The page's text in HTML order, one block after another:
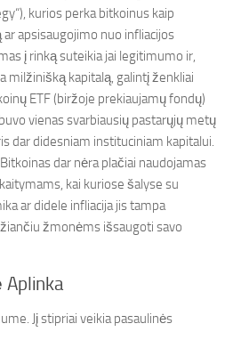
kurios perka bitkoinus kaip
ar apsisaugojimo nuo infliacijos
į rinką suteikia jai legitimumo ir,
milžinišką kapitalą, galintį ženkliai
ETF (biržoje prekiaujamų fondų)
vienas svarbiausių pastarųjų metų
dar didesniam instituciniam kapitalui.
dar nėra plačiai naudojamas
kai kuriose šalyse su
ar didele infliacija jis tampa
žmonėms išsaugoti savo
Aplinka
Jį stipriai veikia pasaulinės